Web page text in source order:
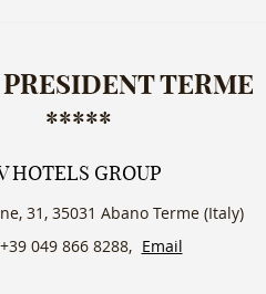
TERME
*****
HOTELS GROUP
31, 35031 Abano Terme (Italy)
049 866 8288, Email